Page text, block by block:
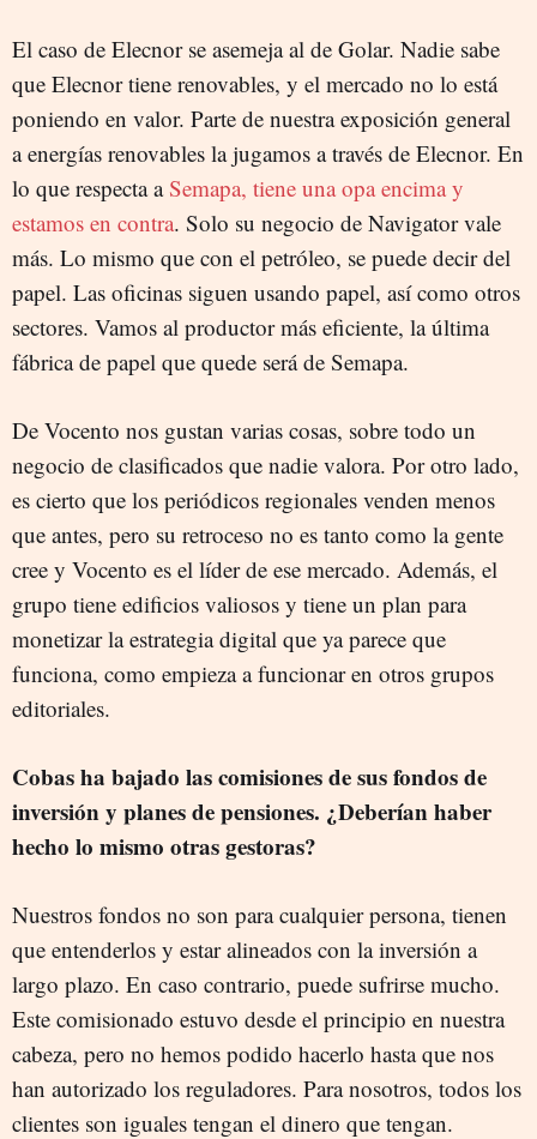
El caso de Elecnor se asemeja al de Golar. Nadie sabe
que Elecnor tiene renovables, y el mercado no lo está
poniendo en valor. Parte de nuestra exposición general
a energías renovables la jugamos a través de Elecnor. En
lo que respecta aSemapa, tiene una opa encima y
estamos en contra. Solo su negocio de Navigator vale
más. Lo mismo que con el petróleo, se puede decir del
papel. Las oficinas siguen usando papel, así como otros
sectores. Vamos al productor más eficiente, la última
fábrica de papel que quede será de Semapa.
De Vocento nos gustan varias cosas, sobre todo un
negocio de clasificados que nadie valora. Por otro lado,
es cierto que los periódicos regionales venden menos
que antes, pero su retroceso no es tanto como la gente
cree y Vocento es el líder de ese mercado. Además, el
grupo tiene edificios valiosos y tiene un plan para
monetizar la estrategia digital que ya parece que
funciona, como empieza a funcionar en otros grupos
editoriales.
Cobas ha bajado las comisiones de sus fondos de
inversión y planes de pensiones. ¿Deberían haber
hecho lo mismo otras gestoras?
Nuestros fondos no son para cualquier persona, tienen
que entenderlos y estar alineados con la inversión a
largo plazo. En caso contrario, puede sufrirse mucho.
Este comisionado estuvo desde el principio en nuestra
cabeza, pero no hemos podido hacerlo hasta que nos
han autorizado los reguladores. Para nosotros, todos los
clientes son iguales tengan el dinero que tengan.